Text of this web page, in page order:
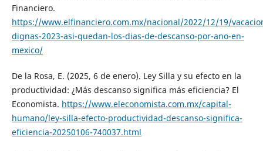
Financiero.
https://www.elfinanciero.com.mx/nacional/2022/12/19/
dignas-2023-asi-quedan-los-dias-de-descanso-por-ano-en-
mexico/
De la Rosa, E. (2025, 6 de enero). Ley Silla y su efecto en la
productividad: ¿Más descanso significa más eficiencia? El
Economista. https://www.eleconomista.com.mx/capital-
humano/ley-silla-efecto-productividad-descanso-significa-
eficiencia-20250106-740037.html